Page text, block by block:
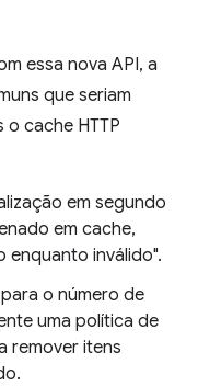
essa nova API, a
que seriam
o cache HTTP
em segundo
em cache,
enquanto inválido".
o número de
uma política de
remover itens